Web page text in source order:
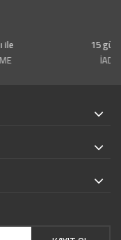
15 gün içerisinde
İADE İMKANI